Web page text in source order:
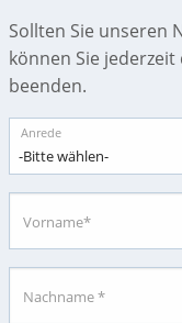
Sollten Sie unseren
können Sie
beenden.
Anrede
Vorname*
Nachname *